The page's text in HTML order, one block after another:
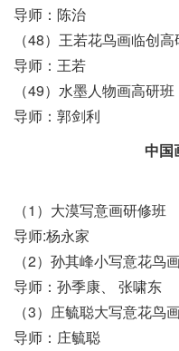
导师：陈治
（48）王若花鸟画临创
导师：王若
（49）水墨人物画高研班
导师：郭剑利
中国
（1）大漠写意画研修班
导师:杨永家
（2）孙其峰小写意花鸟
导师：孙季康、 张啸东
（3）庄毓聪大写意花鸟
导师：庄毓聪